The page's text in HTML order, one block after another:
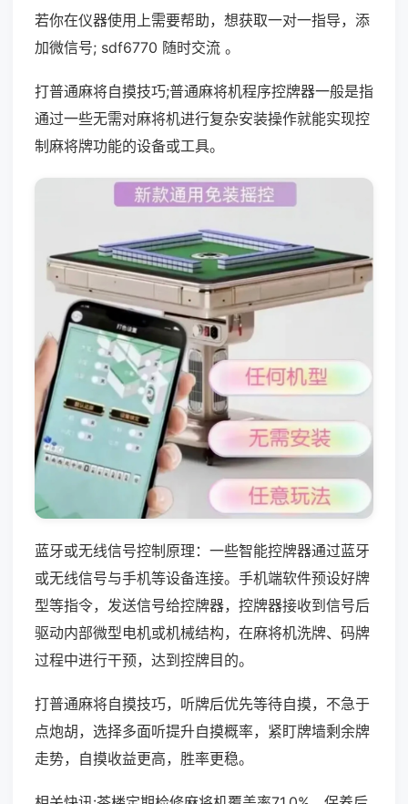
若你在仪器使用上需要帮助，想获取一对一指导，添
加微信号; sdf6770 随时交流 。
打普通麻将自摸技巧;普通麻将机程序控牌器一般是指
通过一些无需对麻将机进行复杂安装操作就能实现控
制麻将牌功能的设备或工具。
蓝牙或无线信号控制原理：一些智能控牌器通过蓝牙
或无线信号与手机等设备连接。手机端软件预设好牌
型等指令，发送信号给控牌器，控牌器接收到信号后
驱动内部微型电机或机械结构，在麻将机洗牌、码牌
过程中进行干预，达到控牌目的。
打普通麻将自摸技巧，听牌后优先等待自摸，不急于
点炮胡，选择多面听提升自摸概率，紧盯牌墙剩余牌
走势，自摸收益更高，胜率更稳。